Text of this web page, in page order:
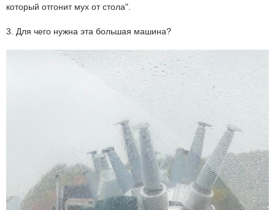
который отгонит мух от стола".
3. Для чего нужна эта большая машина?